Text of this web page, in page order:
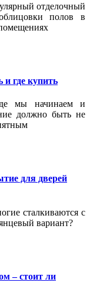
отделочный
полов в
где купить
мы начинаем и
должно быть не
для дверей
сталкиваются с
вариант?
– стоит ли